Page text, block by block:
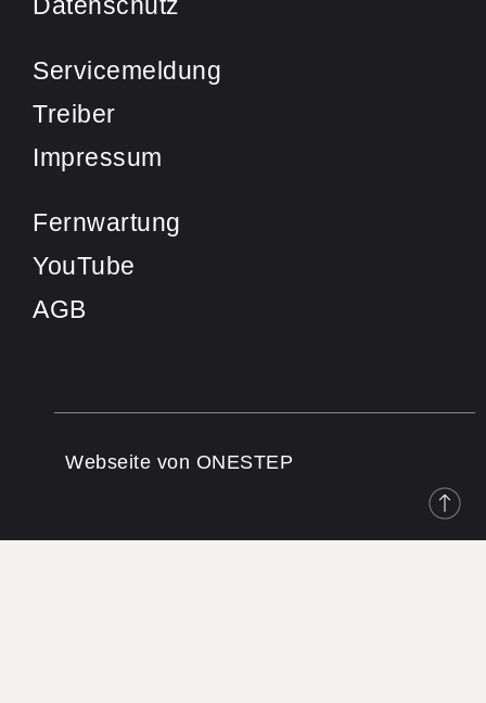
Servicemeldung
Treiber
Impressum
Fernwartung
YouTube
AGB
Webseite von ONESTEP